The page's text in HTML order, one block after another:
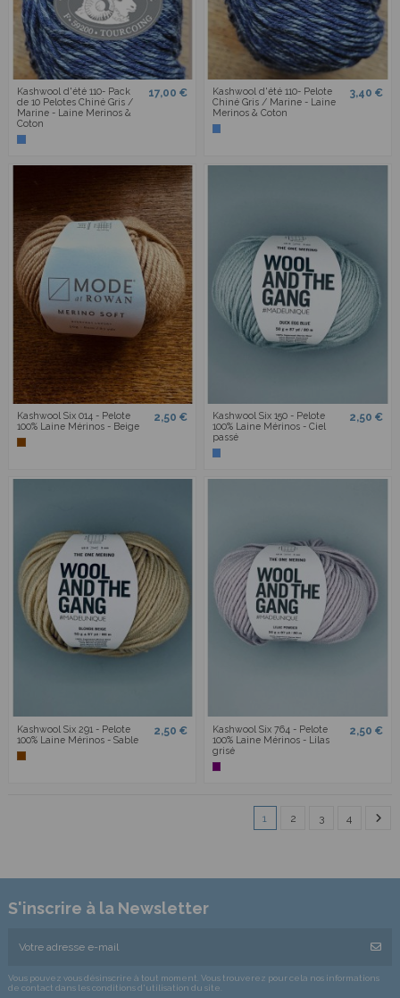
Kashwool d'été 110- Pack
de 10 Pelotes Chiné Gris /
Marine - Laine Merinos &
Coton
17,00 €
Kashwool d'été 110- Pelote
Chiné Gris / Marine - Laine
Merinos & Coton
3,40 €
Kashwool Six 014 - Pelote
100% Laine Mérinos - Beige
2,50 €
Kashwool Six 150 - Pelote
100% Laine Mérinos - Ciel
passé
2,50 €
Kashwool Six 291 - Pelote
100% Laine Mérinos - Sable
2,50 €
Kashwool Six 764 - Pelote
100% Laine Mérinos - Lilas
grisé
2,50 €
1 2 3 4
S'inscrire à la Newsletter
Vous pouvez vous désinscrire à tout moment. Vous trouverez pour cela nos informations
de contact dans les conditions d'utilisation du site.